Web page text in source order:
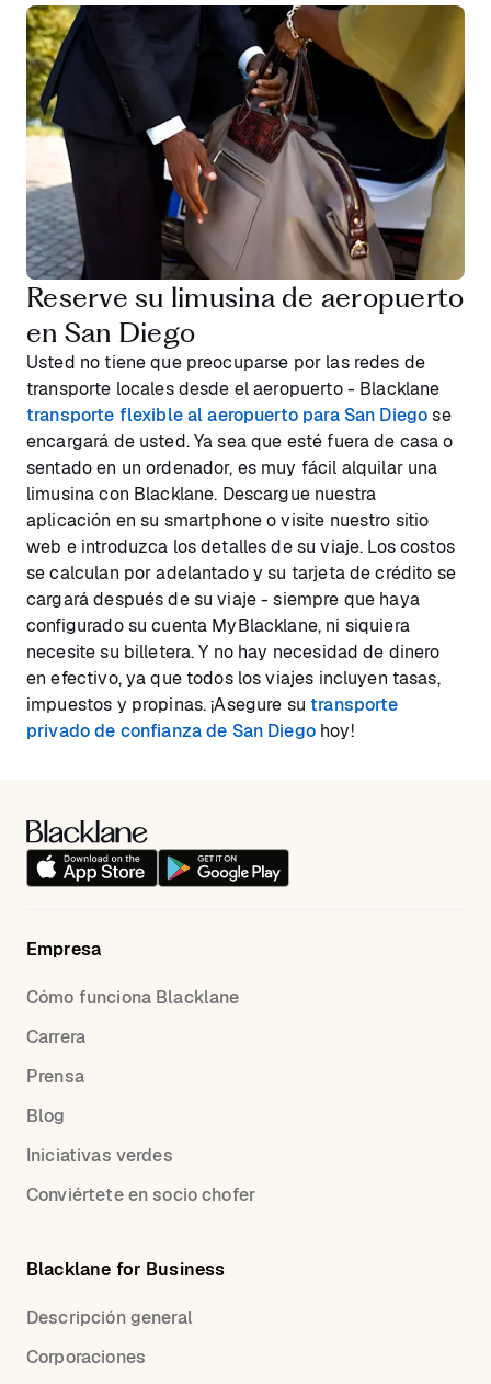
Reserve su limusina de aeropuerto
en San Diego
Usted no tiene que preocuparse por las redes de
transporte locales desde el aeropuerto - Blacklane
transporte flexible al aeropuerto para San Diegose
encargará de usted. Ya sea que esté fuera de casa o
sentado en un ordenador, es muy fácil alquilar una
limusina con Blacklane. Descargue nuestra
aplicación en su smartphone o visite nuestro sitio
web e introduzca los detalles de su viaje. Los costos
se calculan por adelantado y su tarjeta de crédito se
cargará después de su viaje - siempre que haya
configurado su cuenta MyBlacklane, ni siquiera
necesite su billetera. Y no hay necesidad de dinero
en efectivo, ya que todos los viajes incluyen tasas,
impuestos y propinas. ¡Asegure sutransporte
privado de confianza de San Diegohoy!
Empresa
Cómo funciona Blacklane
Carrera
Prensa
Blog
Iniciativas verdes
Conviértete en socio chofer
Blacklane for Business
Descripción general
Corporaciones